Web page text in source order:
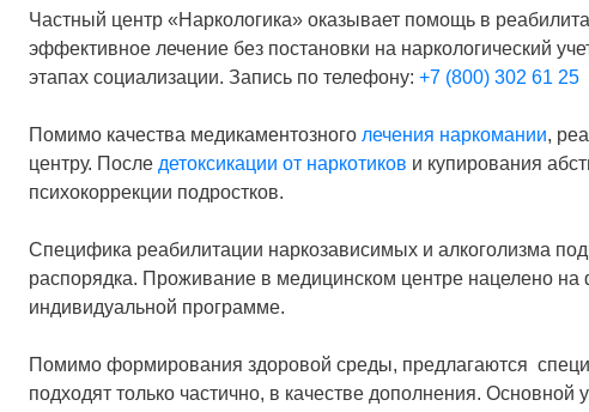
Частный центр «Наркологика» оказывает помощь в
эффективное лечение без постановки на наркологический
этапах социализации. Запись по телефону: +7 (800) 302 61 25
Помимо качества медикаментозного лечения наркомании,
центру. После детоксикации от наркотиков и купирования
психокоррекции подростков.
Специфика реабилитации наркозависимых и алкоголизма
распорядка. Проживание в медицинском центре нацелено
индивидуальной программе.
Помимо формирования здоровой среды, предлагаются
подходят только частично, в качестве дополнения.